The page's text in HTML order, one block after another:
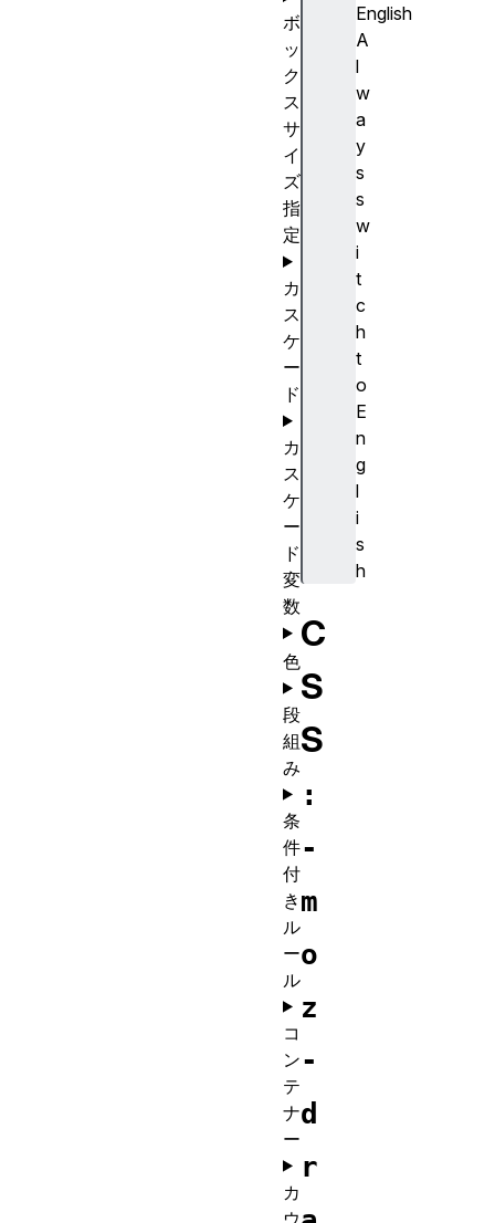
English
A
l
w
a
y
s
s
w
i
t
c
h
t
o
E
n
g
l
i
s
h
C
S
S
:
-
m
o
z
-
d
r
ボ
ッ
ク
ス
サ
イ
ズ
指
定
カ
ス
ケ
ー
ド
カ
ス
ケ
ー
ド
変
数
色
段
組
み
条
件
付
き
ル
ー
ル
コ
ン
テ
ナ
ー
カ
ウ